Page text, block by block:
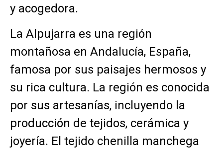
y acogedora.
La Alpujarra es una región
montañosa en Andalucía, España,
famosa por sus paisajes hermosos y
su rica cultura. La región es conocida
por sus artesanías, incluyendo la
producción de tejidos, cerámica y
joyería. El tejido chenilla manchega